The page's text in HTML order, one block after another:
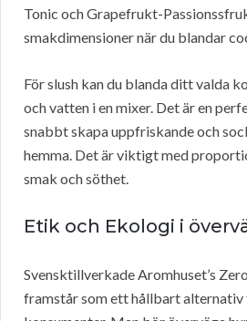
Tonic och Grapefrukt-
smakdimensioner när du blandar
För slush kan du blanda ditt valda
och vatten i en mixer. Det är en
snabbt skapa uppfriskande och
hemma. Det är viktigt med
smak och söthet.
Etik och Ekologi i
Svensktillverkade Aromhuset’s
framstår som ett hållbart alternativ